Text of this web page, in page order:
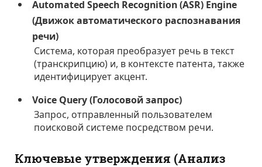
Automated Speech Recognition (ASR) Engine
(Движок автоматического распознавания
речи)
Система, которая преобразует речь в текст
(транскрипцию) и, в контексте патента, также
идентифицирует акцент.
Voice Query (Голосовой запрос)
Запрос, отправленный пользователем
поисковой системе посредством речи.
Ключевые утверждения (Анализ